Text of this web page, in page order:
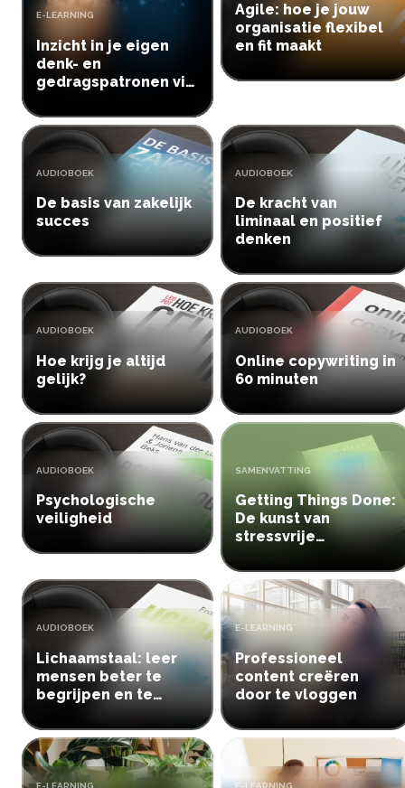
Inzicht in je eigen
denk- en
gedragspatronen via
TYPE:
E-LEARNING
Agile: hoe je jouw
organisatie flexibel
en fit maakt
De basis van zakelijk
succes
TYPE:
AUDIOBOEK
De kracht van
liminaal en positief
denken
TYPE:
AUDIOBOEK
Hoe krijg je altijd
gelijk?
TYPE:
AUDIOBOEK
Online copywriting in
60 minuten
TYPE:
AUDIOBOEK
Psychologische
veiligheid
TYPE:
AUDIOBOEK
Getting Things Done:
De kunst van
stressvrije
TYPE:
SAMENVATTING
Lichaamstaal: leer
mensen beter te
begrijpen en te
TYPE:
AUDIOBOEK
Professioneel
content creëren
door te vloggen
TYPE:
E-LEARNING
TYPE:
E-LEARNING TYPE:
E-LEARNING